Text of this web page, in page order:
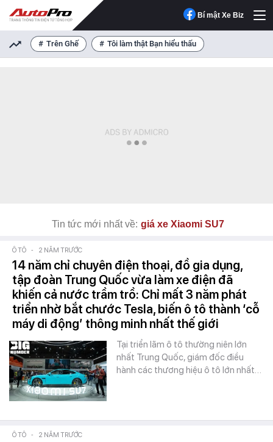
Bí mật Xe Biz
Trên Ghế Tôi làm thật Bạn hiểu thấu
Tin tức mới nhất về: giá xe Xiaomi SU7
Ô TÔ - 2 NĂM TRƯỚC
14 năm chỉ chuyên điện thoại, đồ gia dụng,
tập đoàn Trung Quốc vừa làm xe điện đã
khiến cả nước trầm trồ: Chỉ mất 3 năm phát
triển nhờ bắt chước Tesla, biến ô tô thành ‘cỗ
máy di động’ thông minh nhất thế giới
Tại triển lãm ô tô thường niên lớn
nhất Trung Quốc, giám đốc điều
hành các thương hiệu ô tô lớn nhất…
Ô TÔ - 2 NĂM TRƯỚC